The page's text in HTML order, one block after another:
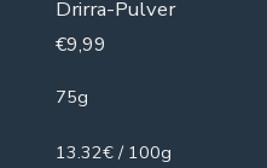
Drirra-Pulver
€9,99
75g
13.32€ / 100g